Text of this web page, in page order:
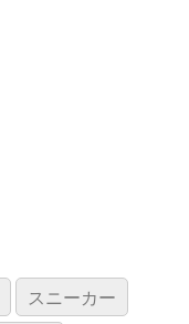
スニーカー